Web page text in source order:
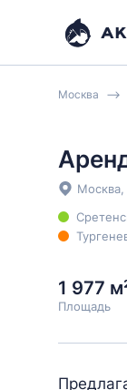
Москва
Москва
1 977
Площадь